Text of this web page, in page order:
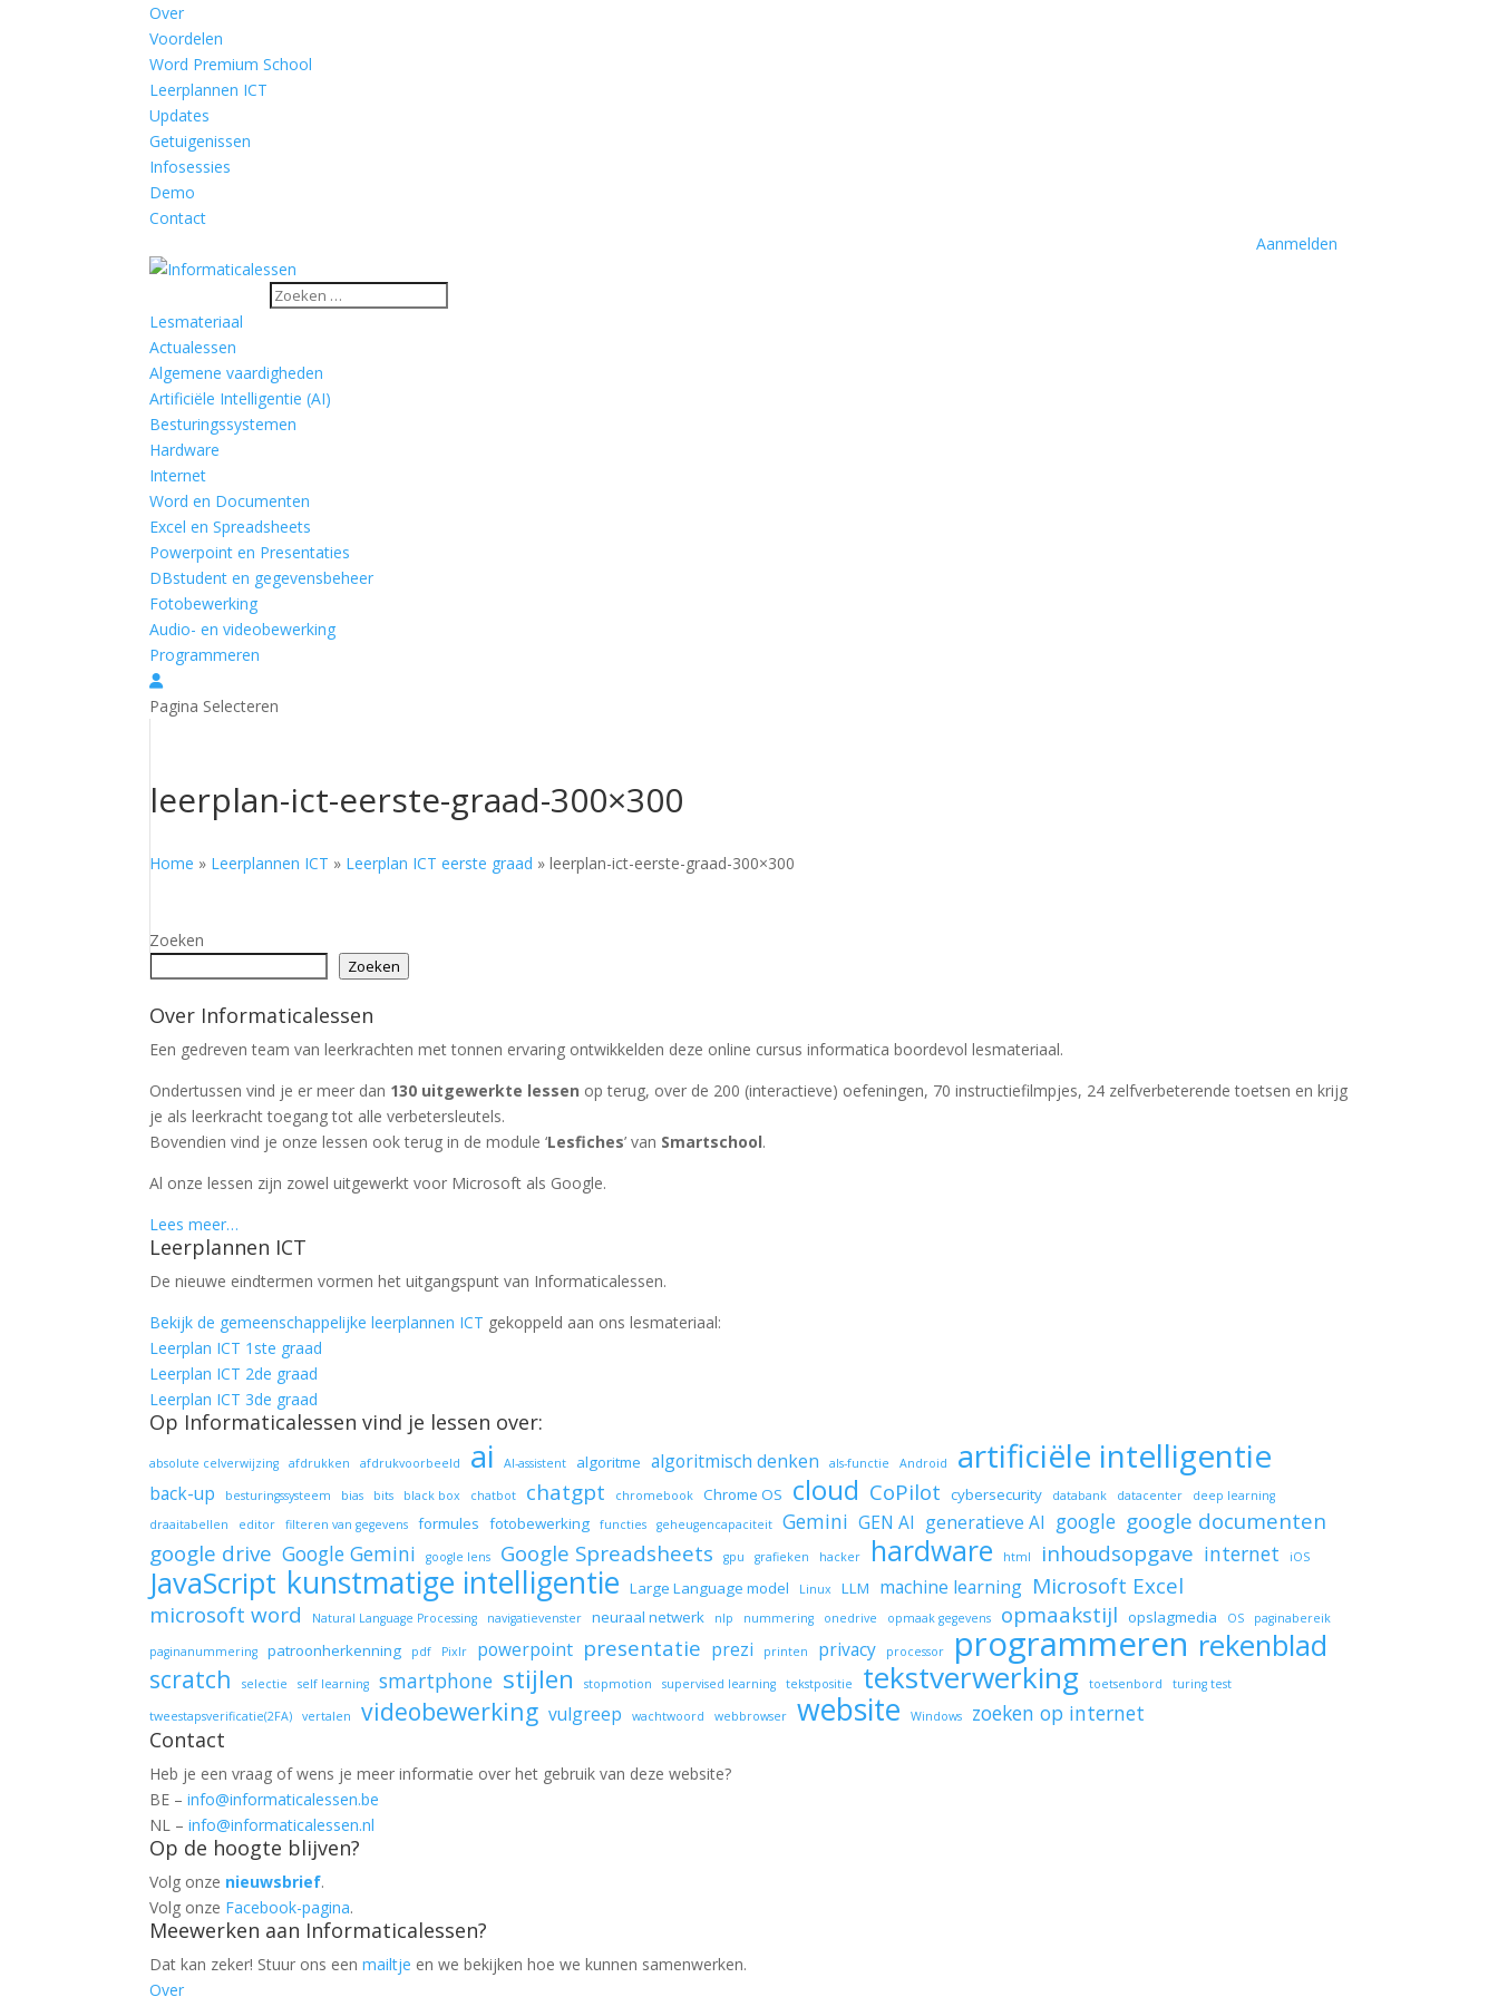
Over
Voordelen
Word Premium School
Leerplannen ICT
Updates
Getuigenissen
Infosessies
Demo
Contact
Aanmelden
Lesmateriaal
Actualessen
Algemene vaardigheden
Artificiële Intelligentie (AI)
Besturingssystemen
Hardware
Internet
Word en Documenten
Excel en Spreadsheets
Powerpoint en Presentaties
DBstudent en gegevensbeheer
Fotobewerking
Audio- en videobewerking
Programmeren
Pagina Selecteren
leerplan-ict-eerste-graad-300×300
Home » Leerplannen ICT » Leerplan ICT eerste graad »leerplan-ict-eerste-graad-300×300
Zoeken
Zoeken
Over Informaticalessen
Een gedreven team van leerkrachten met tonnen ervaring ontwikkelden deze online cursus informatica boordevol lesmateriaal.
Ondertussen vind je er meer dan 130 uitgewerkte lessen op terug, over de 200 (interactieve) oefeningen, 70 instructiefilmpjes, 24 zelfverbeterende toetsen en krijg
je als leerkracht toegang tot alle verbetersleutels.
Bovendien vind je onze lessen ook terug in de module ‘Lesfiches’ van Smartschool.
Al onze lessen zijn zowel uitgewerkt voor Microsoft als Google.
Lees meer…
Leerplannen ICT
De nieuwe eindtermen vormen het uitgangspunt van Informaticalessen.
Bekijk de gemeenschappelijke leerplannen ICT gekoppeld aan ons lesmateriaal:
Leerplan ICT 1ste graad
Leerplan ICT 2de graad
Leerplan ICT 3de graad
Op Informaticalessen vind je lessen over:
absolute celverwijzing afdrukken afdrukvoorbeeld ai AI-assistent algoritme algoritmisch denken als-functie Android artificiële intelligentie
back-up besturingssysteem bias bits black box chatbot chatgpt chromebook Chrome OS cloud CoPilot cybersecurity databank datacenter
deep learning
draaitabellen
editor filteren van gegevens formules fotobewerking functies geheugencapaciteit Gemini GEN AI generatieve AI google google documenten
google drive Google Gemini google lens Google Spreadsheets gpu grafieken hacker hardware html inhoudsopgave internet iOS
JavaScript kunstmatige intelligentie Large Language model Linux LLM machine learning Microsoft Excel
microsoft word
Natural Language Processing navigatievenster neuraal netwerk nlp nummering onedrive opmaak gegevens opmaakstijl opslagmedia OS paginabereik
paginanummering patroonherkenning pdf Pixlr powerpoint presentatie prezi printen privacy processor programmeren rekenblad
scratch selectie self learning smartphone stijlen stopmotion supervised learning tekstpositie tekstverwerking toetsenbord turing test
tweestapsverificatie(2FA) vertalen videobewerking vulgreep wachtwoord webbrowser website Windows
zoeken op internet
Contact
Heb je een vraag of wens je meer informatie over het gebruik van deze website?
BE –info@informaticalessen.be
NL –info@informaticalessen.nl
Op de hoogte blijven?
Volg onze nieuwsbrief.
Volg onze Facebook-pagina.
Meewerken aan Informaticalessen?
Dat kan zeker! Stuur ons eenmailtje en we bekijken hoe we kunnen samenwerken.
Over